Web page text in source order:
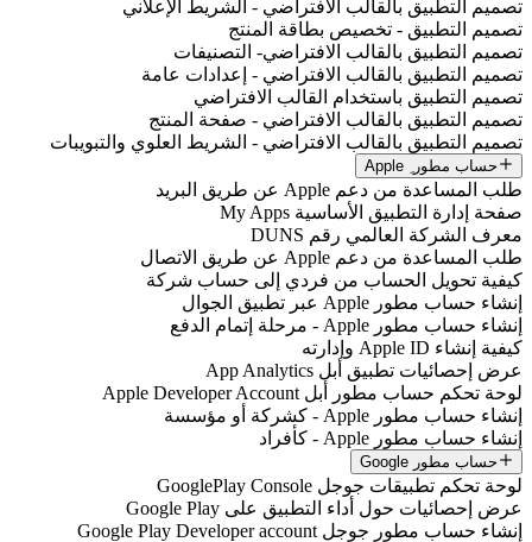
تصميم التطبيق بالقالب الافتراضي - الشريط الإعلاني
تصميم التطبيق - تخصيص بطاقة المنتج
تصميم التطبيق بالقالب الافتراضي- التصنيفات
تصميم التطبيق بالقالب الافتراضي - إعدادات عامة
تصميم التطبيق باستخدام القالب الافتراضي
تصميم التطبيق بالقالب الافتراضي - صفحة المنتج
تصميم التطبيق بالقالب الافتراضي - الشريط العلوي والتبويبات
حساب مطور ِ Apple
طلب المساعدة من دعم Apple عن طريق البريد
صفحة إدارة التطبيق الأساسية My Apps
معرف الشركة العالمي رقم DUNS
طلب المساعدة من دعم Apple عن طريق الاتصال
كيفية تحويل الحساب من فردي إلى حساب شركة
إنشاء حساب مطور Apple عبر تطبيق الجوال
إنشاء حساب مطور Apple - مرحلة إتمام الدفع
كيفية إنشاء Apple ID وإدارته
عرض إحصائيات تطبيق أبل App Analytics
لوحة تحكم حساب مطور أبل Apple Developer Account
إنشاء حساب مطور Apple - كشركة أو مؤسسة
إنشاء حساب مطور Apple - كأفراد
حساب مطور Google
لوحة تحكم تطبيقات جوجل GooglePlay Console
عرض إحصائيات حول أداء التطبيق على Google Play
إنشاء حساب مطور جوجل Google Play Developer account